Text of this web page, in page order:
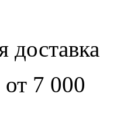
доставка
от 7 000